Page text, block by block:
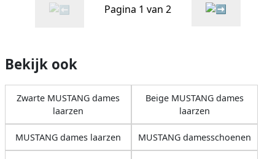
Pagina 1 van 2
Bekijk ook
Zwarte MUSTANG dames
laarzen
Beige MUSTANG dames
laarzen
MUSTANG dames laarzen MUSTANG damesschoenen